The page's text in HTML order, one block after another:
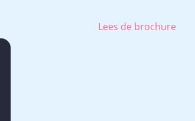
Lees de brochure